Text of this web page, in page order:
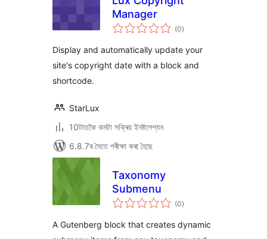
Manager
(0টা
মুঠ)
Display and automatically update your
site's copyright date with a block and
shortcode.
StarLux
10টাতকৈ কমটা সক্ৰিয় ইনষ্টলেশ্যন
6.8.7ৰ সৈতে পৰীক্ষা কৰা হৈছে
Taxonomy
Submenu
(0টা
মুঠ)
A Gutenberg block that creates dynamic